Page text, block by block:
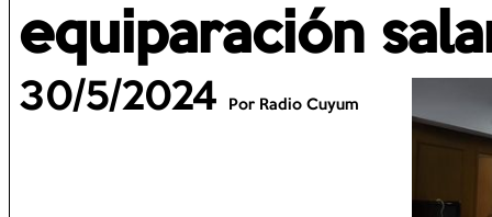
equiparación
30/5/2024 Por Radio Cuyum